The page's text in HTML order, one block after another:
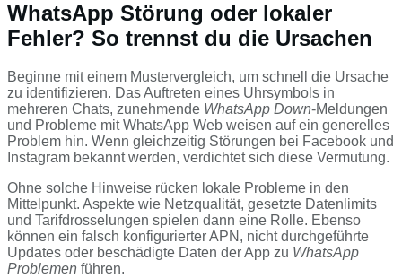
WhatsApp Störung oder lokaler
Fehler? So trennst du die Ursachen
Beginne mit einem Mustervergleich, um schnell die Ursache
zu identifizieren. Das Auftreten eines Uhrsymbols in
mehreren Chats, zunehmende WhatsApp Down-Meldungen
und Probleme mit WhatsApp Web weisen auf ein generelles
Problem hin. Wenn gleichzeitig Störungen bei Facebook und
Instagram bekannt werden, verdichtet sich diese Vermutung.
Ohne solche Hinweise rücken lokale Probleme in den
Mittelpunkt. Aspekte wie Netzqualität, gesetzte Datenlimits
und Tarifdrosselungen spielen dann eine Rolle. Ebenso
können ein falsch konfigurierter APN, nicht durchgeführte
Updates oder beschädigte Daten der App zu WhatsApp
Problemen führen.